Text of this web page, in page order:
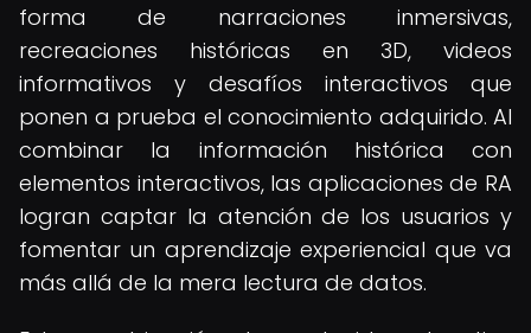
forma de narraciones inmersivas,
recreaciones históricas en 3D, videos
informativos y desafíos interactivos que
ponen a prueba el conocimiento adquirido. Al
combinar la información histórica con
elementos interactivos, las aplicaciones de RA
logran captar la atención de los usuarios y
fomentar un aprendizaje experiencial que va
más allá de la mera lectura de datos.